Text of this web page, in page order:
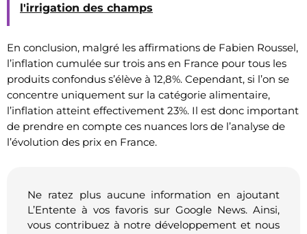
l'irrigation des champs
En conclusion, malgré les affirmations de Fabien Roussel,
l’inflation cumulée sur trois ans en France pour tous les
produits confondus s’élève à 12,8%. Cependant, si l’on se
concentre uniquement sur la catégorie alimentaire,
l’inflation atteint effectivement 23%. Il est donc important
de prendre en compte ces nuances lors de l’analyse de
l’évolution des prix en France.
Ne ratez plus aucune information en ajoutant
L’Entente à vos favoris sur Google News. Ainsi,
vous contribuez à notre développement et nous